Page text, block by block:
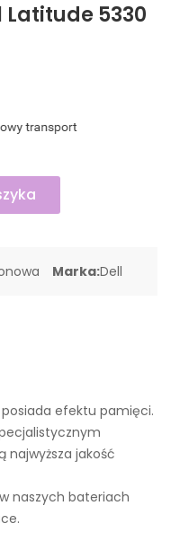
Latitude 5330
Marka:Dell
efektu pamięci.
jakość
naszych bateriach